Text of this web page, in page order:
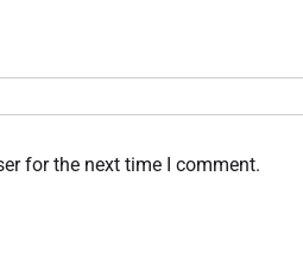
for the next time I comment.